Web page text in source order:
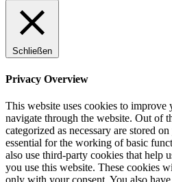
Schließen
Privacy Overview
This website uses cookies to
navigate through the website. Out of
categorized as necessary are stored
essential for the working of basic
also use third-party cookies that help
you use this website. These cookies
only with your consent. You also